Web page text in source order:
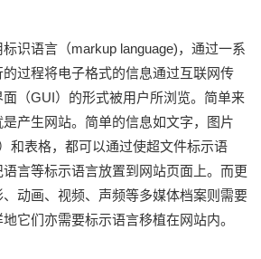
语言（markup language)，通过一系
过程将电子格式的信息通过互联网传
（GUI）的形式被用户所浏览。简单来
产生网站。简单的信息如文字，图片
和表格，都可以通过使超文件标示语
言等标示语言放置到网站页面上。而更
动画、视频、声频等多媒体档案则需要
它们亦需要标示语言移植在网站内。